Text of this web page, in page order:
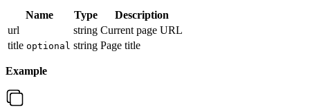
Name Type
Description
url
string Current page URL
title optional string Page title
Example